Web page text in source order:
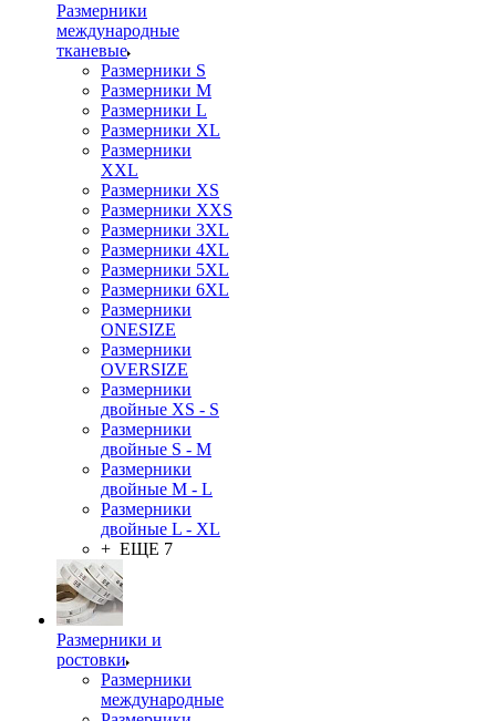
Размерники
международные
тканевые
Размерники S
Размерники M
Размерники L
Размерники XL
Размерники
XXL
Размерники XS
Размерники XXS
Размерники 3XL
Размерники 4XL
Размерники 5XL
Размерники 6XL
Размерники
ONESIZE
Размерники
OVERSIZE
Размерники
двойные XS - S
Размерники
двойные S - M
Размерники
двойные M - L
Размерники
двойные L - XL
+ ЕЩЕ 7
Размерники и
ростовки
Размерники
международные